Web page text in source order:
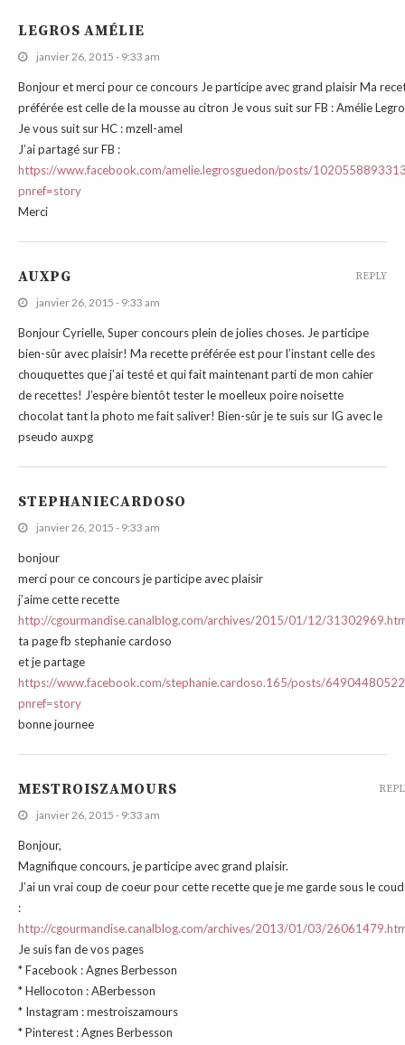
LEGROS AMÉLIE
janvier 26, 2015 - 9:33 am
Bonjour et merci pour ce concours Je participe avec grand plaisir Ma
préférée est celle de la mousse au citron Je vous suit sur FB : Amélie
Je vous suit sur HC : mzell-amel
J’ai partagé sur FB :
https://www.facebook.com/amelie.legrosguedon/posts/
pnref=story
Merci
AUXPG
janvier 26, 2015 - 9:33 am
Bonjour Cyrielle, Super concours plein de jolies choses. Je participe
bien-sûr avec plaisir! Ma recette préférée est pour l’instant celle des
chouquettes que j’ai testé et qui fait maintenant parti de mon cahier
de recettes! J’espère bientôt tester le moelleux poire noisette
chocolat tant la photo me fait saliver! Bien-sûr je te suis sur IG avec le
pseudo auxpg
REPLY
STEPHANIECARDOSO
janvier 26, 2015 - 9:33 am
bonjour
merci pour ce concours je participe avec plaisir
j’aime cette recette
http://cgourmandise.canalblog.com/archives/2015/01/12/
ta page fb stephanie cardoso
et je partage
https://www.facebook.com/stephanie.cardoso.165/posts/
pnref=story
bonne journee
MESTROISZAMOURS
janvier 26, 2015 - 9:33 am
Bonjour,
Magnifique concours, je participe avec grand plaisir.
J’ai un vrai coup de coeur pour cette recette que je me garde sous le
:
http://cgourmandise.canalblog.com/archives/2013/01/03/
Je suis fan de vos pages
* Facebook : Agnes Berbesson
* Hellocoton : ABerbesson
* Instagram : mestroiszamours
* Pinterest : Agnes Berbesson